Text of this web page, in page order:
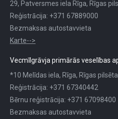
29, Patversmes iela Rīga, Rīgas
Reģistrācija: +371 67889000
Bezmaksas autostavvieta
Karte-->
Vecmīlgrāvja primārās veselības
*10 Melīdas iela, Rīga, Rīgas
Reģistrācija: +371 67340442
Bērnu reģistrācija: +371 67098400
Bezmaksas autostavvieta